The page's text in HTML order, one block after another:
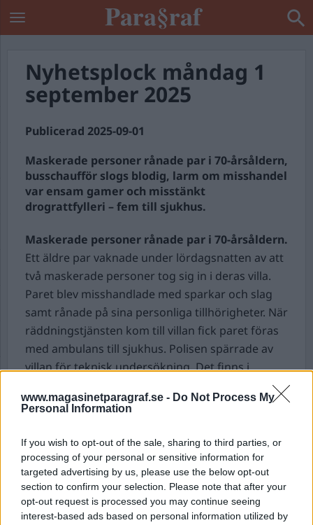
www.magasinetparagraf.se - Do Not Process My
Personal Information
If you wish to opt-out of the sale, sharing to third parties, or
processing of your personal or sensitive information for
targeted advertising by us, please use the below opt-out
section to confirm your selection. Please note that after your
opt-out request is processed you may continue seeing
interest-based ads based on personal information utilized by
Nyhetsplock måndag 1
september 2025
Publicerad 2025-09-01
Maskerade personer rånade par i 70-årsåldern,
busschaufför slogs blodig, larm om misshandel
var ensam gamer och misstänkt
drograttfylleri – fem till sjukhus.
Maskerade personer rånade par i 70-årsåldern.
Ett äldre par vaknade under lördagsnatten av att
två maskerade personer tog sig in i deras villa.
Paret blev misshandlade med sparkar och slag
samt rånade på sina personliga tillhörigheter. När
räddningstjänsten kom till villan fick paret föras
med ambulans till sjukhus. Polisen spärrade av
villan för teknisk undersökning. Det finns i
Busschaufför slogs blodig.
gällande rånförsök och misshandel. En
busschaufför i Karlskoga hade blivit slagen
blodig av en okänd gärningsperson. Mannen
fördes med ambulans till sjukhus och polisen har